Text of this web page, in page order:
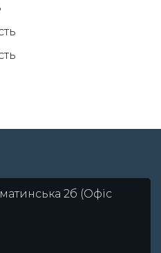
2б (Офіс